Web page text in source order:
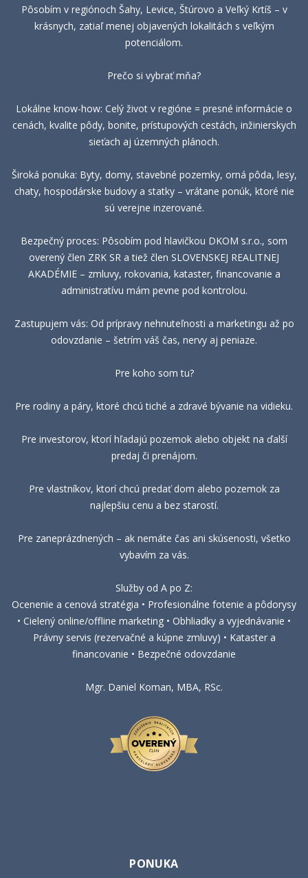
Pôsobím v regiónoch Šahy, Levice, Štúrovo a Veľký Krtíš – v
krásnych, zatiaľ menej objavených lokalitách s veľkým
potenciálom.
Prečo si vybrať mňa?
Lokálne know-how: Celý život v regióne = presné informácie o
cenách, kvalite pôdy, bonite, prístupových cestách, inžinierskych
sieťach aj územných plánoch.
Široká ponuka: Byty, domy, stavebné pozemky, orná pôda, lesy,
chaty, hospodárske budovy a statky – vrátane ponúk, ktoré nie
sú verejne inzerované.
Bezpečný proces: Pôsobím pod hlavičkou DKOM s.r.o., som
overený člen ZRK SR a tiež člen SLOVENSKEJ REALITNEJ
AKADÉMIE – zmluvy, rokovania, kataster, financovanie a
administratívu mám pevne pod kontrolou.
Zastupujem vás: Od prípravy nehnuteľnosti a marketingu až po
odovzdanie – šetrím váš čas, nervy aj peniaze.
Pre koho som tu?
Pre rodiny a páry, ktoré chcú tiché a zdravé bývanie na vidieku.
Pre investorov, ktorí hľadajú pozemok alebo objekt na ďalší
predaj či prenájom.
Pre vlastníkov, ktorí chcú predať dom alebo pozemok za
najlepšiu cenu a bez starostí.
Pre zaneprázdnených – ak nemáte čas ani skúsenosti, všetko
vybavím za vás.
Služby od A po Z:
Ocenenie a cenová stratégia • Profesionálne fotenie a pôdorysy
• Cielený online/offline marketing • Obhliadky a vyjednávanie •
Právny servis (rezervačné a kúpne zmluvy) • Kataster a
financovanie • Bezpečné odovzdanie
Mgr. Daniel Koman, MBA, RSc.
PONUKA